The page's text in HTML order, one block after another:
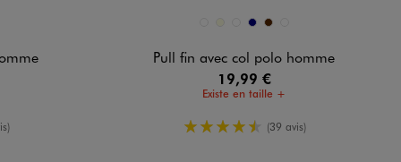
Disponible en 6 coloris
BLANC STANDARD
GRIS FONCE
MARINEMARRON
Pull fin avec col polo homme
19,99 €
Existe en taille +
4.5/5 de moyenne
(39 avis)